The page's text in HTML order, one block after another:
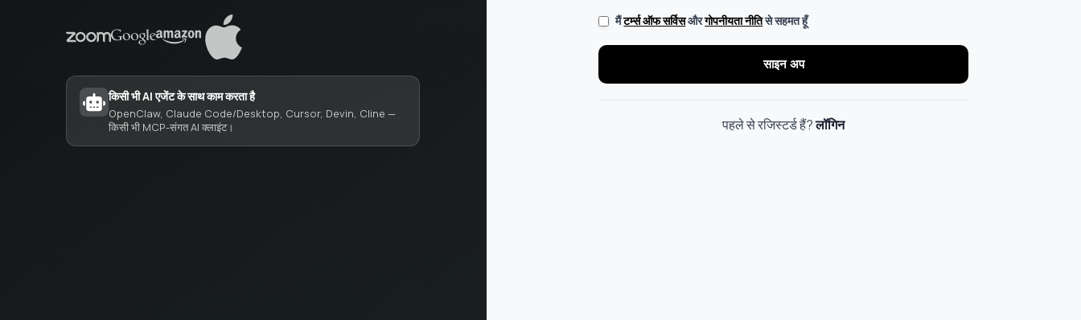
किसी भी AI एजेंट के साथ काम करता है
OpenClaw, Claude Code/Desktop, Cursor, Devin, Cline —
किसी भी MCP-संगत AI क्लाइंट।
मैंटर्म्स ऑफ सर्विसऔरगोपनीयता नीतिसे सहमत हूँ
साइन अप
पहले से रजिस्टर्ड हैं?लॉगिन